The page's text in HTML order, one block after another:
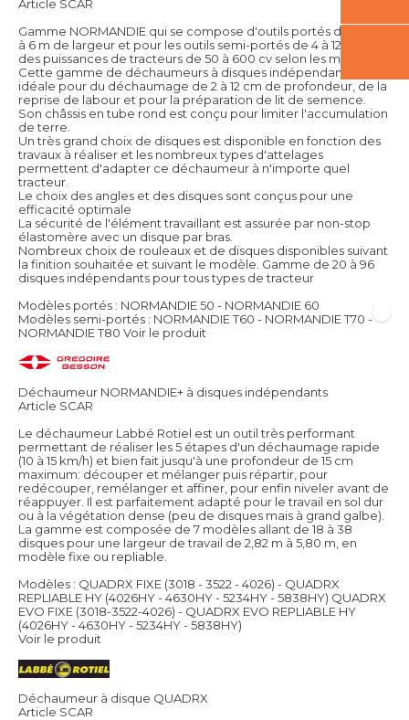
Article SCAR
Gamme NORMANDIE qui se compose d'outils portés de 2,5 m
à 6 m de largeur et pour les outils semi-portés de 4 à 12 m pour
des puissances de tracteurs de 50 à 600 cv selon les modèles.
Cette gamme de déchaumeurs à disques indépendants est
idéale pour du déchaumage de 2 à 12 cm de profondeur, de la
reprise de labour et pour la préparation de lit de semence.
Son châssis en tube rond est conçu pour limiter l'accumulation
de terre.
Un très grand choix de disques est disponible en fonction des
travaux à réaliser et les nombreux types d'attelages
permettent d'adapter ce déchaumeur à n'importe quel
tracteur.
Le choix des angles et des disques sont conçus pour une
efficacité optimale
La sécurité de l'élément travaillant est assurée par non-stop
élastomère avec un disque par bras.
Nombreux choix de rouleaux et de disques disponibles suivant
la finition souhaitée et suivant le modèle. Gamme de 20 à 96
disques indépendants pour tous types de tracteur
Modèles portés : NORMANDIE 50 - NORMANDIE 60
Modèles semi-portés : NORMANDIE T60 - NORMANDIE T70 -
NORMANDIE T80 Voir le produit
Déchaumeur NORMANDIE+ à disques indépendants
Article SCAR
Le déchaumeur Labbé Rotiel est un outil très performant
permettant de réaliser les 5 étapes d'un déchaumage rapide
(10 à 15 km/h) et bien fait jusqu'à une profondeur de 15 cm
maximum: découper et mélanger puis répartir, pour
redécouper, remélanger et affiner, pour enfin niveler avant de
réappuyer. Il est parfaitement adapté pour le travail en sol dur
ou à la végétation dense (peu de disques mais à grand galbe).
La gamme est composée de 7 modèles allant de 18 à 38
disques pour une largeur de travail de 2,82 m à 5,80 m, en
modèle fixe ou repliable.
Modèles : QUADRX FIXE (3018 - 3522 - 4026) - QUADRX
REPLIABLE HY (4026HY - 4630HY - 5234HY - 5838HY) QUADRX
EVO FIXE (3018-3522-4026) - QUADRX EVO REPLIABLE HY
(4026HY - 4630HY - 5234HY - 5838HY)
Voir le produit
Déchaumeur à disque QUADRX
Article SCAR